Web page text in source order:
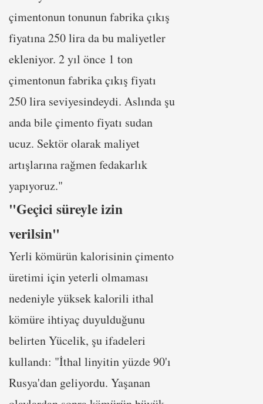
çimentonun tonunun fabrika çıkış
fiyatına 250 lira da bu maliyetler
ekleniyor. 2 yıl önce 1 ton
çimentonun fabrika çıkış fiyatı
250 lira seviyesindeydi. Aslında şu
anda bile çimento fiyatı sudan
ucuz. Sektör olarak maliyet
artışlarına rağmen fedakarlık
yapıyoruz."
"Geçici süreyle izin
verilsin"
Yerli kömürün kalorisinin çimento
üretimi için yeterli olmaması
nedeniyle yüksek kalorili ithal
kömüre ihtiyaç duyulduğunu
belirten Yücelik, şu ifadeleri
kullandı: "İthal linyitin yüzde 90'ı
Rusya'dan geliyordu. Yaşanan